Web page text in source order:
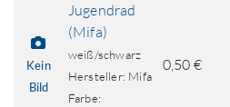
Kein
Bild
Jugendrad
(Mifa)
weiß/schwarz
Hersteller: Mifa
Farbe:
0,50 €